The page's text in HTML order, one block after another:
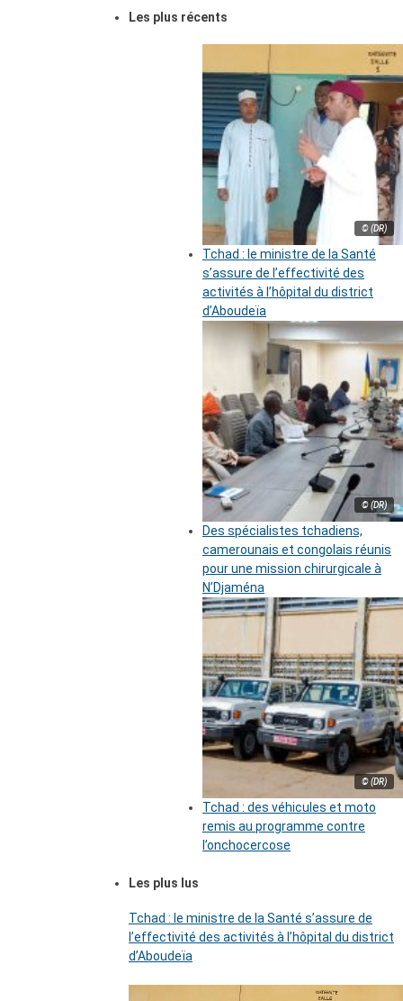
Les plus récents
© (DR)
Tchad : le ministre de la Santé
s’assure de l’effectivité des
activités à l’hôpital du district
d’Aboudeïa
© (DR)
Des spécialistes tchadiens,
camerounais et congolais réunis
pour une mission chirurgicale à
N’Djaména
© (DR)
Tchad : des véhicules et moto
remis au programme contre
l’onchocercose
Les plus lus
Tchad : le ministre de la Santé s’assure de
l’effectivité des activités à l’hôpital du district
d’Aboudeïa